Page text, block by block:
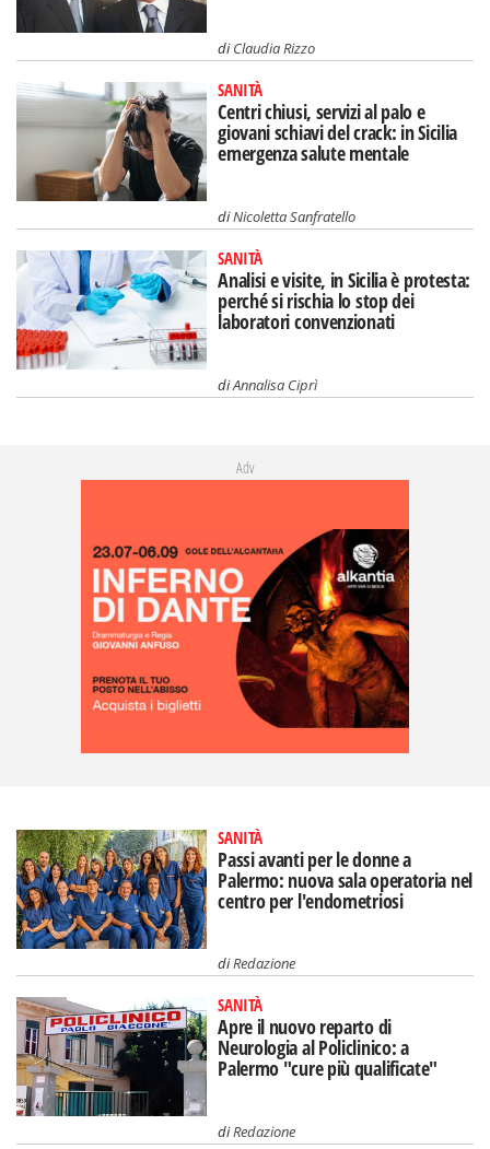
diClaudia Rizzo
SANITÀ
Centri chiusi, servizi al palo e
giovani schiavi del crack: in Sicilia
emergenza salute mentale
diNicoletta Sanfratello
SANITÀ
Analisi e visite, in Sicilia è protesta:
perché si rischia lo stop dei
laboratori convenzionati
diAnnalisa Ciprì
Adv
SANITÀ
Passi avanti per le donne a
Palermo: nuova sala operatoria nel
centro per l'endometriosi
diRedazione
SANITÀ
Apre il nuovo reparto di
Neurologia al Policlinico: a
Palermo "cure più qualificate"
diRedazione